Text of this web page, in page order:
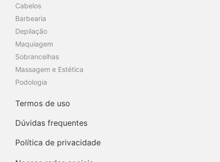
Cabelos
Barbearia
Depilação
Maquiagem
Sobrancelhas
Massagem e Estética
Podologia
Termos de uso
Dúvidas frequentes
Política de privacidade